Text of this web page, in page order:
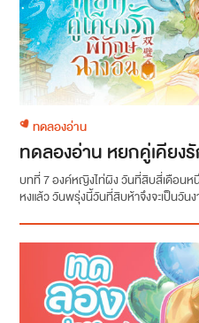
ทดลองอ่าน
ทดลองอ่าน หยกคู่เคีย
บทที่ 7 องค์หญิงไท่ผิง วันที่สิบสี่เดือนห
หงแล้ว วันพรุ่งนี้วันที่สิบห้าจึงจะเป็นวัน